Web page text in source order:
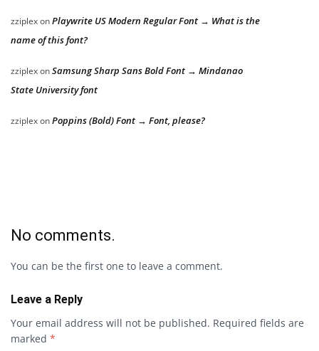
zziplexonPlaywrite US Modern Regular Font → What is the
name of this font?
zziplexonSamsung Sharp Sans Bold Font → Mindanao
State University font
zziplexonPoppins (Bold) Font → Font, please?
No comments.
You can be the first one to leave a comment.
Leave a Reply
Your email address will not be published. Required fields are
marked *